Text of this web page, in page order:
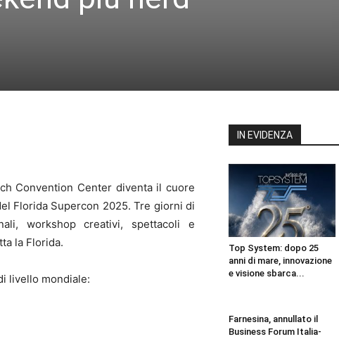
Convention Center diventa il cuore
Florida Supercon 2025. Tre giorni di
workshop creativi, spettacoli e
la Florida.
livello mondiale:
IN EVIDENZA
Top System: dopo 25
anni di mare, innovazione
e visione sbarca...
Farnesina, annullato il
Business Forum Italia-